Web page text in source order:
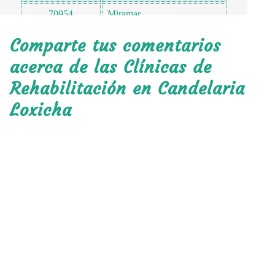
70954 Miramar
La Ciénega
70956 Santa María Tepejipana
70957
Comparte tus comentarios
acerca de las Clínicas de
Rehabilitación en Candelaria
Loxicha